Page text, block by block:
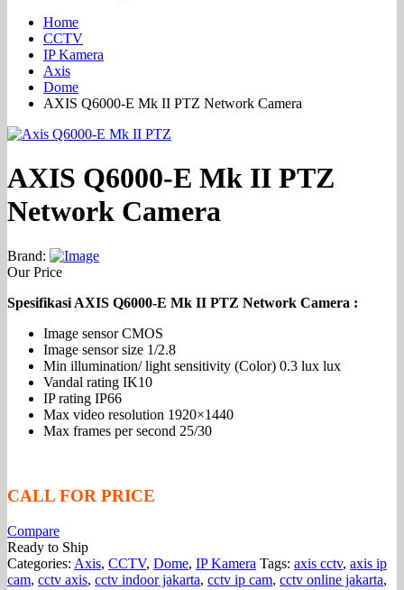
Home
CCTV
IP Kamera
Axis
Dome
AXIS Q6000-E Mk II PTZ Network Camera
AXIS Q6000-E Mk II PTZ
Network Camera
Brand:
Our Price
Spesifikasi AXIS Q6000-E Mk II PTZ Network Camera :
Image sensor CMOS
Image sensor size 1/2.8
Min illumination/ light sensitivity (Color) 0.3 lux lux
Vandal rating IK10
IP rating IP66
Max video resolution 1920×1440
Max frames per second 25/30
CALL FOR PRICE
Compare
Ready to Ship
Categories: Axis, CCTV, Dome, IP Kamera Tags: axis cctv, axis ip
cam, cctv axis, cctv indoor jakarta, cctv ip cam, cctv online jakarta,